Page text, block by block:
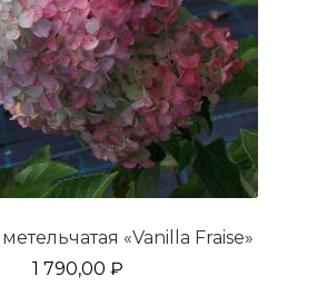
«Vanilla Fraise»
1 790,00 ₽